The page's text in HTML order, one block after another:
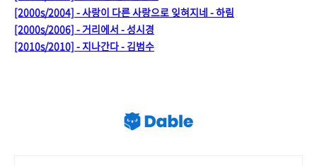
[2000s/2004] - 사랑이 다른 사랑으로 잊혀지네 - 하림
[2000s/2006] - 거리에서 - 성시경
[2010s/2010] - 지나간다 - 김범수